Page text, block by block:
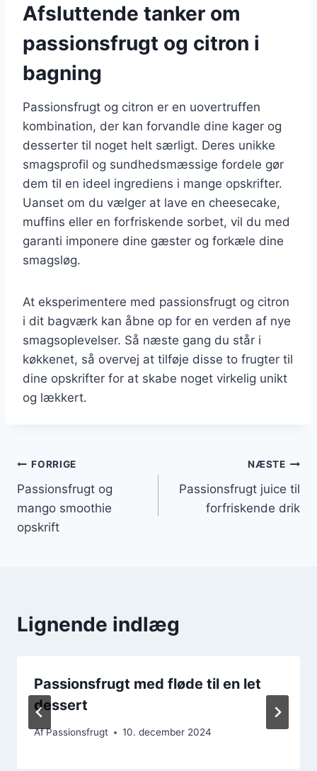
Afsluttende tanker om
passionsfrugt og citron i
bagning
Passionsfrugt og citron er en uovertruffen
kombination, der kan forvandle dine kager og
desserter til noget helt særligt. Deres unikke
smagsprofil og sundhedsmæssige fordele gør
dem til en ideel ingrediens i mange opskrifter.
Uanset om du vælger at lave en cheesecake,
muffins eller en forfriskende sorbet, vil du med
garanti imponere dine gæster og forkæle dine
smagsløg.
At eksperimentere med passionsfrugt og citron
i dit bagværk kan åbne op for en verden af nye
smagsoplevelser. Så næste gang du står i
køkkenet, så overvej at tilføje disse to frugter til
dine opskrifter for at skabe noget virkelig unikt
og lækkert.
Indlægsnavigation
FORRIGE
Passionsfrugt og
mango smoothie
opskrift
NÆSTE
Passionsfrugt juice til
forfriskende drik
Lignende indlæg
Passionsfrugt med fløde til en let
dessert
AfPassionsfrugt 10. december 2024